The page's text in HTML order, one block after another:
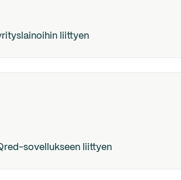
liittyen
sovellukseen liittyen